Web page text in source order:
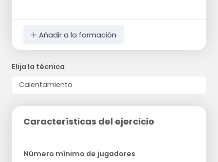
Añadir a la formación
Elija la técnica
Características del ejercicio
Número mínimo de jugadores